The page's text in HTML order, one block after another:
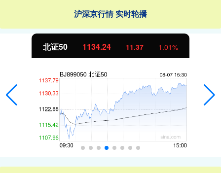
沪深京行情 实时轮播
北证50 1134.24 11.37 1.01%